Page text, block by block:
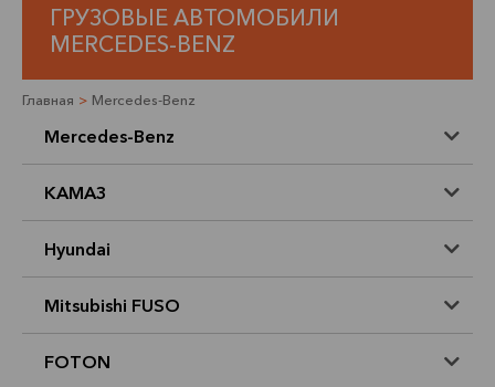
ГРУЗОВЫЕ АВТОМОБИЛИ
MERCEDES-BENZ
Главная > Mercedes-Benz
Mercedes-Benz
КАМАЗ
Hyundai
Mitsubishi FUSO
FOTON